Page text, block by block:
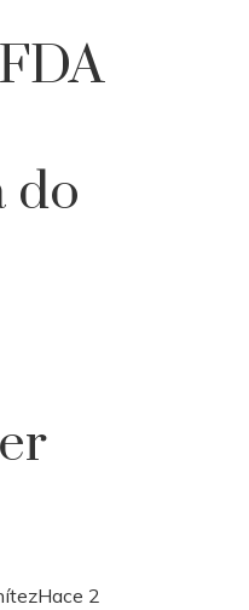
do
Hace 2